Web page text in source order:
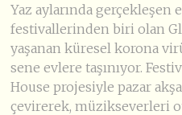
Yaz aylarında gerçekleşen
festivallerinden biri olan
yaşanan küresel korona
sene evlere taşınıyor.
House projesiyle pazar
çevirerek, müzikseverleri